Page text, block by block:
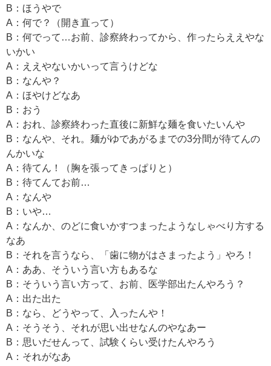
B：ほうやで
A：何で？（開き直って）
B：何でって…お前、診察終わってから、作ったらええやな
いかい
A：ええやないかいって言うけどな
B：なんや？
A：ほやけどなあ
B：おう
A：おれ、診察終わった直後に新鮮な麺を食いたいんや
B：なんや、それ。麺がゆであがるまでの3分間が待てんの
んかいな
A：待てん！（胸を張ってきっぱりと）
B：待てんてお前…
A：なんや
B：いや…
A：なんか、のどに食いかすつまったようなしゃべり方する
なあ
B：それを言うなら、「歯に物がはさまったよう」やろ！
A：ああ、そういう言い方もあるな
B：そういう言い方って、お前、医学部出たんやろう？
A：出た出た
B：なら、どうやって、入ったんや！
A：そうそう、それが思い出せなんのやなあー
B：思いだせんって、試験くらい受けたんやろう
A：それがなあ